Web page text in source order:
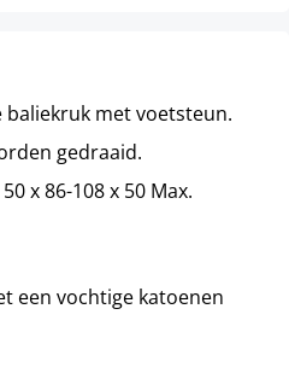
met voetsteun.
gedraaid.
x 86-108 x 50 Max.
een vochtige katoenen